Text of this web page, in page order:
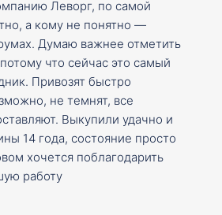
Леворг, по самой
а кому не понятно —
Думаю важнее отметить
что сейчас это самый
Привозят быстро
не темнят, все
Выкупили удачно и
14 года, состояние просто
хочется поблагодарить
работу